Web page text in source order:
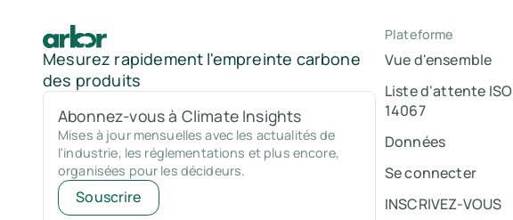
Mesurez rapidement l'empreinte carbone
des produits
Abonnez-vous à Climate Insights
Mises à jour mensuelles avec les actualités de
l'industrie, les réglementations et plus encore,
organisées pour les décideurs.
Souscrire
Plateforme
Vue d'ensemble
Liste d'attente ISO
14067
Données
Se connecter
INSCRIVEZ-VOUS